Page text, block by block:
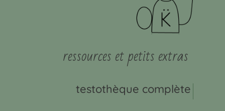
ressources et petits extras
testothèque complète